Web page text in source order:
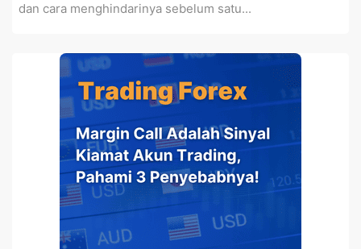
dan cara menghindarinya sebelum satu...